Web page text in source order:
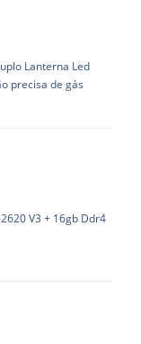
Lanterna Led
precisa de gás
V3 + 16gb Ddr4